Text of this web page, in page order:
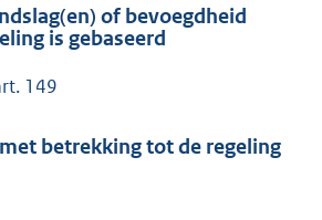
of bevoegdheid
is gebaseerd
149
betrekking tot de regeling